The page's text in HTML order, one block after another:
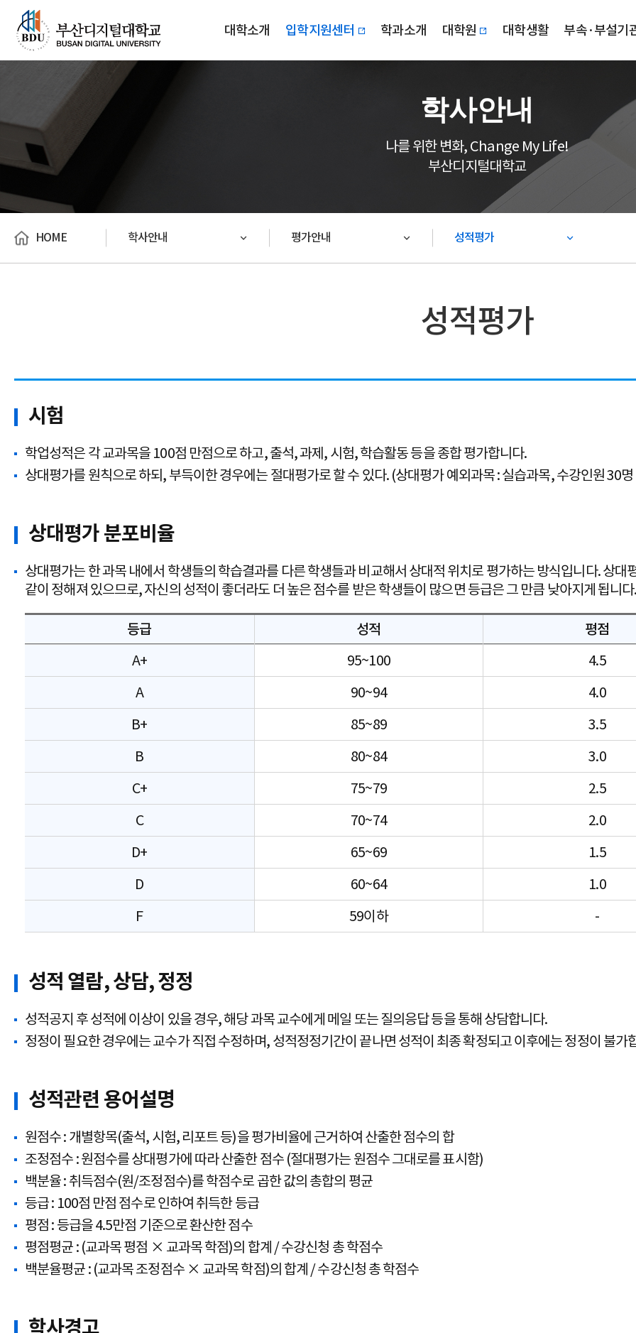
대학소개 입학지원센터 학과소개 대학원 대학생활 부속·부설기
학사안내
나를 위한 변화, Change My Life!
부산디지털대학교
HOME 학사안내 평가안내 성적평가
성적평가
시험
학업성적은 각 교과목을 100점 만점으로 하고, 출석, 과제, 시험, 학습활동 등을 종합 평가합니다.
상대평가를 원칙으로 하되, 부득이한 경우에는 절대평가로 할 수 있다. (상대평가 예외과목 : 실습과목, 수강인원 30
상대평가 분포비율
상대평가는 한 과목 내에서 학생들의 학습결과를 다른 학생들과 비교해서 상대적 위치로 평가하는 방식입니다. 상
같이 정해져 있으므로, 자신의 성적이 좋더라도 더 높은 점수를 받은 학생들이 많으면 등급은 그 만큼 낮아지게 됩니
등급 성적 평점
A+ 95~100
4.5
A
90~94
4.0
B+
85~89
3.5
B
80~84
3.0
C+
75~79
2.5
C
70~74
2.0
D+
65~69
1.5
D
60~64
1.0
F
59이하 -
성적 열람, 상담, 정정
성적공지 후 성적에 이상이 있을 경우, 해당 과목 교수에게 메일 또는 질의응답 등을 통해 상담합니다.
정정이 필요한 경우에는 교수가 직접 수정하며, 성적정정기간이 끝나면 성적이 최종 확정되고 이후에는 정정이 불가
성적관련 용어설명
원점수 : 개별항목(출석, 시험, 리포트 등)을 평가비율에 근거하여 산출한 점수의 합
조정점수 : 원점수를 상대평가에 따라 산출한 점수 (절대평가는 원점수 그대로를 표시함)
백분율 : 취득점수(원/조정점수)를 학점수로 곱한 값의 총합의 평균
등급 : 100점 만점 점수로 인하여 취득한 등급
평점 : 등급을 4.5만점 기준으로 환산한 점수
평점평균 : (교과목 평점 × 교과목 학점)의 합계 / 수강신청 총 학점수
백분율평균 : (교과목 조정점수 × 교과목 학점)의 합계 / 수강신청 총 학점수
학사경고